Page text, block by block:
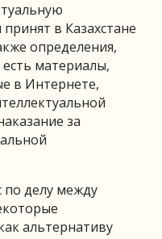
в Казахстане
определения,
материалы,
в Интернете,
за
по делу между
альтернативу